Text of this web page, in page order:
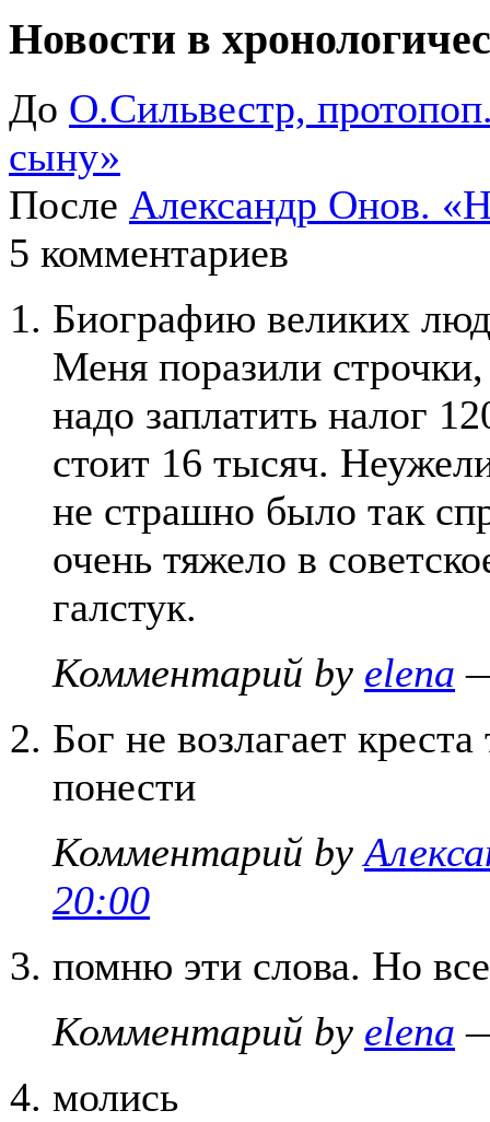
Новости в
До О.Сильвестр,
сыну»
После Александр Онов.
5 комментариев
Биографию великих
Меня поразили
надо заплатить налог
стоит 16 тысяч.
не страшно было так
очень тяжело в
галстук.
Комментарий by elena
Бог не возлагает
понести
Комментарий by
20:00
помню эти слова. Но
Комментарий by elena
молись